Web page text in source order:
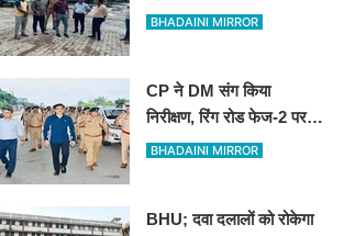
आयुक्त
BHADAINI MIRROR
CP ने DM संग किया
निरीक्षण, रिंग रोड फेज-2 पर
एक लेन कांवड़ियों के लिए
BHADAINI MIRROR
BHU; दवा दलालों को रोकेगा